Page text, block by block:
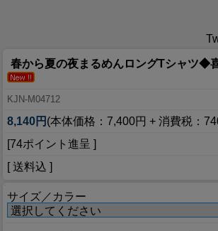
春から夏の夜まるめんロングTシャツ◆
KJN-M04712
8,140円 (本体価格：7,400円 + 消費税：
[74ポイント進呈 ]
[ 送料込 ]
サイズ／カラー